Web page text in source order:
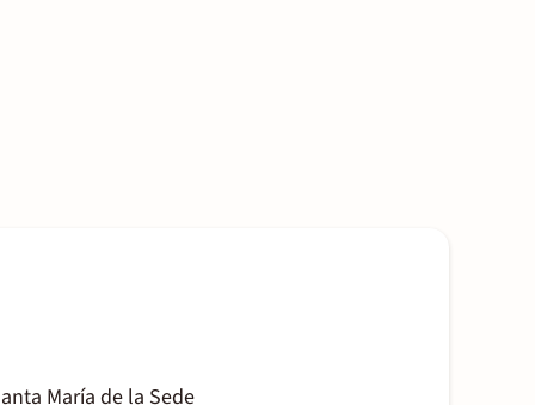
María de la Sede